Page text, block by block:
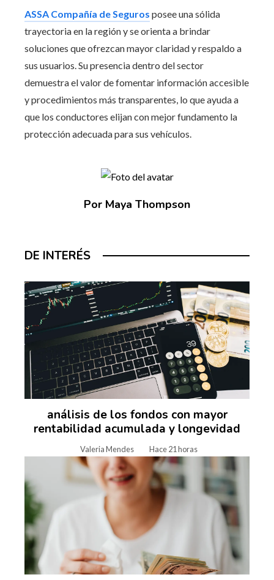
ASSA Compañía de Seguros posee una sólida
trayectoria en la región y se orienta a brindar
soluciones que ofrezcan mayor claridad y respaldo a
sus usuarios. Su presencia dentro del sector
demuestra el valor de fomentar información accesible
y procedimientos más transparentes, lo que ayuda a
que los conductores elijan con mejor fundamento la
protección adecuada para sus vehículos.
Por Maya Thompson
DE INTERÉS
análisis de los fondos con mayor
rentabilidad acumulada y longevidad
Valeria Mendes Hace 21 horas